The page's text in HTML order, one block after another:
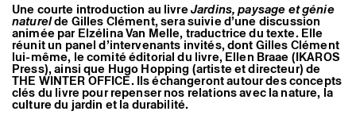
Une courte introduction au livreJardins, paysage et génie
naturelde Gilles Clément, sera suivie d’une discussion
animée par Elzélina Van Melle, traductrice du texte. Elle
réunit un panel d’intervenants invités, dont Gilles Clément
lui-même, le comité éditorial du livre, Ellen Braae (IKAROS
Press), ainsi que Hugo Hopping (artiste et directeur) de
THE WINTER OFFICE. Ils échangeront autour des concepts
clés du livre pour repenser nos relations avec la nature, la
culture du jardin et la durabilité.